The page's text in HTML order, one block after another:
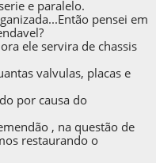
e paralelo.
pensei em
ele servira de chassis
valvulas, placas e
por causa do
, na questão de
restaurando o